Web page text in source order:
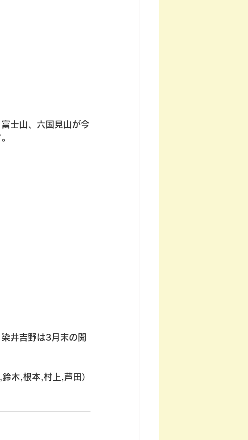
士山、六国見山が今
染井吉野は3月末の開
木,根本,村上,芦田）